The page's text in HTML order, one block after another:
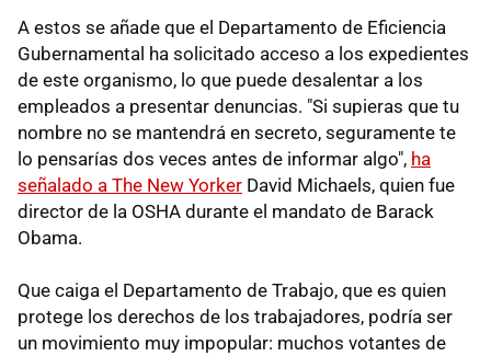
A estos se añade que el Departamento de Eficiencia
Gubernamental ha solicitado acceso a los expedientes
de este organismo, lo que puede desalentar a los
empleados a presentar denuncias. "Si supieras que tu
nombre no se mantendrá en secreto, seguramente te
lo pensarías dos veces antes de informar algo", ha
señalado a The New Yorker David Michaels, quien fue
director de la OSHA durante el mandato de Barack
Obama.
Que caiga el Departamento de Trabajo, que es quien
protege los derechos de los trabajadores, podría ser
un movimiento muy impopular: muchos votantes de